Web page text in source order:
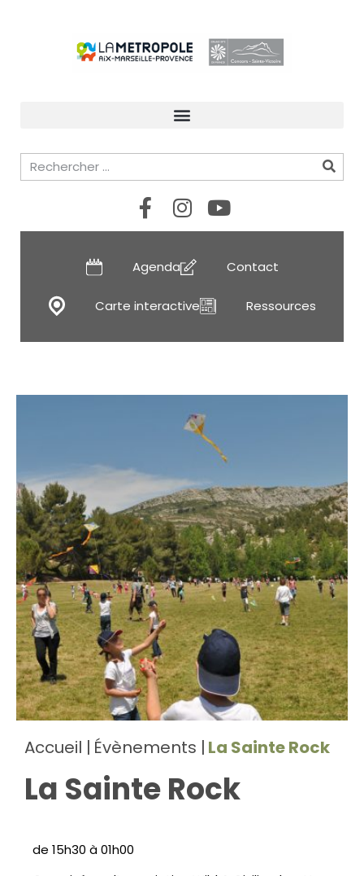
Agenda Contact
Carte interactive Ressources
Accueil Évènements La Sainte Rock
La Sainte Rock
de 15h30 à 01h00